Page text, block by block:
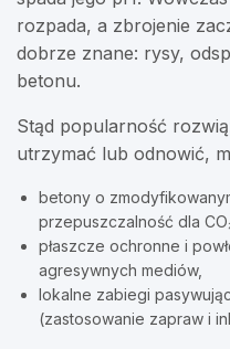
rozpada, a zbrojenie
dobrze znane: rysy,
betonu.
Stąd popularność
utrzymać lub odnowić,
betony o
przepuszczalność dla
płaszcze ochronne i
agresywnych mediów,
lokalne zabiegi
(zastosowanie zapraw i